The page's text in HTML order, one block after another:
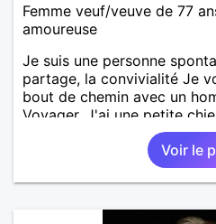
Femme veuf/veuve de 77
amoureuse
Je suis une personne
partage, la convivialité Je
bout de chemin avec un
Voyager, J'ai une petite
également beaucoup de
l'avant, profiter des bons
Voir le